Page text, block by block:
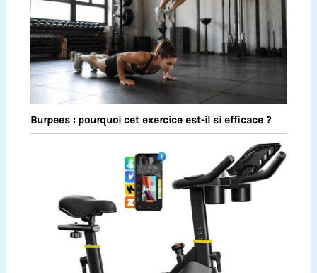
Burpees : pourquoi cet exercice est-il si efficace ?